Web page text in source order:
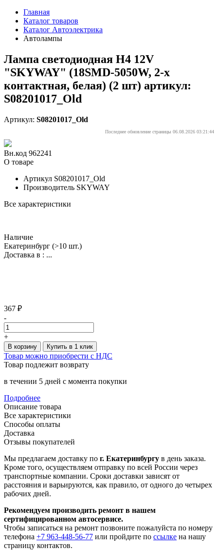
Главная
Каталог товаров
Каталог Автоэлектрика
Автолампы
Лампа светодиодная H4 12V
"SKYWAY" (18SMD-5050W, 2-х
контактная, белая) (2 шт) артикул:
S08201017_Old
Артикул: S08201017_Old
Последнее обновление страницы 06.08.2026 03:21:44
Вн.код 962241
О товаре
Артикул S08201017_Old
Производитель SKYWAY
Все характеристики
Наличие
Екатеринбург (>10 шт.)
Доставка в : ...
367 ₽
-
+
В корзину Купить в 1 клик
Товар можно приобрести с НДС
Товар подлежит возврату
в течении 5 дней с момента покупки
Подробнее
Описание товара
Все характеристики
Способы оплаты
Доставка
Отзывы покупателей
Мы предлагаем доставку по г. Екатеринбургу в день заказа.
Кроме того, осуществляем отправку по всей России через
транспортные компании. Сроки доставки зависят от
расстояния и варьируются, как правило, от одного до четырех
рабочих дней.
Рекомендуем производить ремонт в нашем
сертифицированном автосервисе.
Чтобы записаться на ремонт позвоните пожалуйста по номеру
телефона +7 963-448-56-77 или пройдите по ссылке на нашу
страницу контактов.